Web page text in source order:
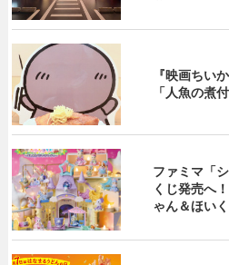
『映画ちい
「人魚の煮
ファミマ「
くじ発売へ
ゃん＆ほい